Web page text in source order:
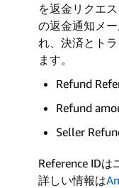
を返金リクエ
の返金通知メ
れ、決済とト
ます。
Refund
Refund
Seller
Reference IDは
詳しい情報は